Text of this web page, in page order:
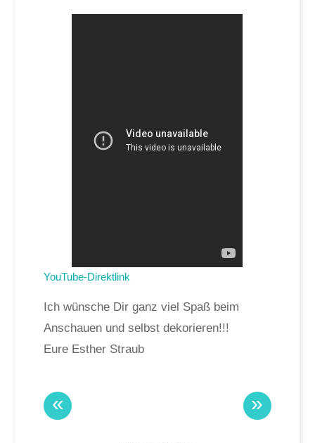
YouTube-Direktlink
Ich wünsche Dir ganz viel Spaß beim
Anschauen und selbst dekorieren!!!
Eure Esther Straub
« »